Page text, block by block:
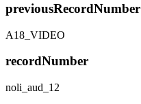
previousRecordNumber
A18_VIDEO
recordNumber
noli_aud_12